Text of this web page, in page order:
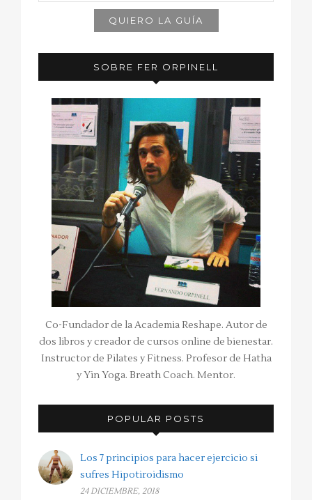
SOBRE FER ORPINELL
Co-Fundador de la Academia Reshape. Autor de
dos libros y creador de cursos online de bienestar.
Instructor de Pilates y Fitness. Profesor de Hatha
y Yin Yoga. Breath Coach. Mentor.
POPULAR POSTS
Los 7 principios para hacer ejercicio si
sufres Hipotiroidismo
24 DICIEMBRE, 2018